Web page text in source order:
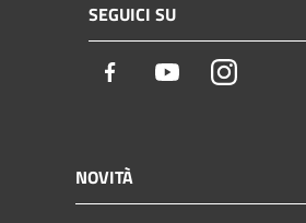
SEGUICI SU
Facebook YoutubeInstagram
NOVITÀ